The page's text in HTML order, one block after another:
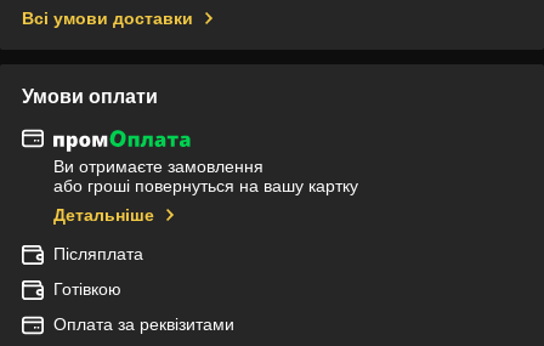
Всі умови доставки
Умови оплати
Ви отримаєте замовлення
або гроші повернуться на вашу картку
Детальніше
Післяплата
Готівкою
Оплата за реквізитами